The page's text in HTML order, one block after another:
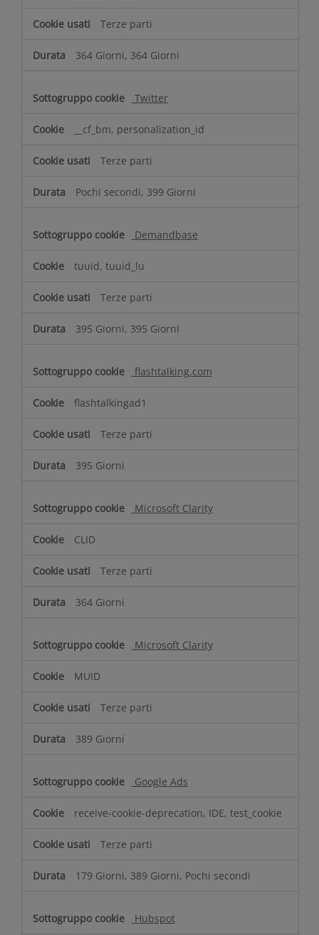
Terze parti
364 Giorni, 364 Giorni
Twitter
__cf_bm, personalization_id
Terze parti
Pochi secondi, 399 Giorni
Demandbase
tuuid, tuuid_lu
Terze parti
395 Giorni, 395 Giorni
flashtalking.com
flashtalkingad1
Terze parti
395 Giorni
Microsoft Clarity
CLID
Terze parti
364 Giorni
Microsoft Clarity
MUID
Terze parti
389 Giorni
Google Ads
receive-cookie-deprecation, IDE, test_cookie
Terze parti
179 Giorni, 389 Giorni, Pochi secondi
Hubspot